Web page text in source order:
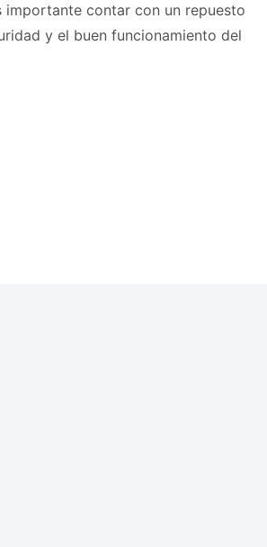
contar con un repuesto
y el buen funcionamiento del